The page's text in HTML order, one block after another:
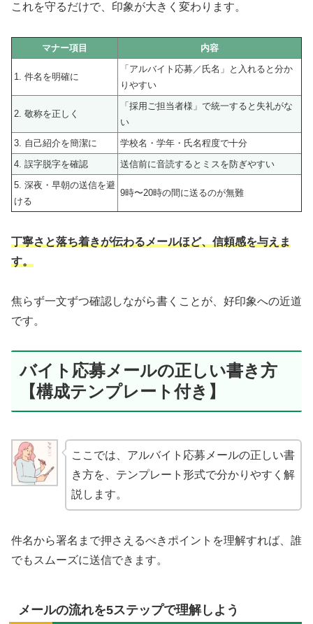
これを守るだけで、印象が大きく変わります。
マナー項目 内容
1. 件名を明確に
「アルバイト応募／氏名」と入れると分か
りやすい
2. 敬称を正しく
「採用ご担当者様」で統一すると失礼がな
い
3. 自己紹介を簡潔に
学校名・学年・氏名程度で十分
4. 誤字脱字を確認
送信前に音読するとミスを防ぎやすい
5. 深夜・早朝の送信を避
ける
9時〜20時の間に送るのが無難
丁寧さと落ち着きが伝わるメールほど、信頼感を与えま
す。
焦らず一文ずつ確認しながら書くことが、好印象への近道
です。
バイト応募メールの正しい書き方
【構成テンプレート付き】
ここでは、アルバイト応募メールの正しい書
き方を、テンプレート形式で分かりやすく解
説します。
件名から署名まで押さえるべきポイントを理解すれば、誰
でもスムーズに送信できます。
メールの流れを5ステップで理解しよう